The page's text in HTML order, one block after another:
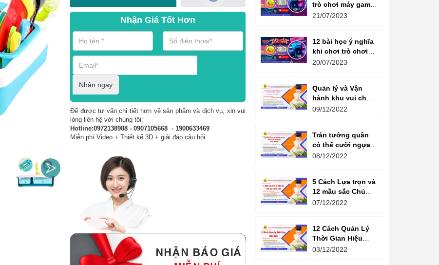
Nhận Giá Tốt Hơn
Nhận ngay
Để được tư vấn chi tiết hơn về sản phẩm và dịch vụ, xin vui
lòng liên hệ với chúng tôi:
Hotline:0972138988 - 0907105668 - 1900633469
Miễn phí Video + Thiết kế 3D + giải đáp câu hỏi
trò chơi máy game
bắn súng
21/07/2023
12 bài học ý nghĩa
khi chơi trò chơi
máy game đua xe
20/07/2023
Quản lý và Vận
hành khu vui chơi
giải trí -
amusement parks
09/12/2022
Trán tướng quân
có thể cưỡi ngựa,
Bụng tể tướng có
08/12/2022
5 Cách Lựa trọn và
12 mầu sắc Chủ
đạo Tương sinh
năng lượng
07/12/2022
12 Cách Quản Lý
Thời Gian Hiệu
Quả - 4 phương
03/12/2022